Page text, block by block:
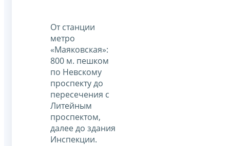
От станции
метро
«Маяковская»:
800 м. пешком
по Невскому
проспекту до
пересечения с
Литейным
проспектом,
далее до здания
Инспекции.